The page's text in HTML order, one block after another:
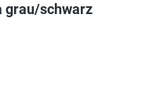
grau/schwarz